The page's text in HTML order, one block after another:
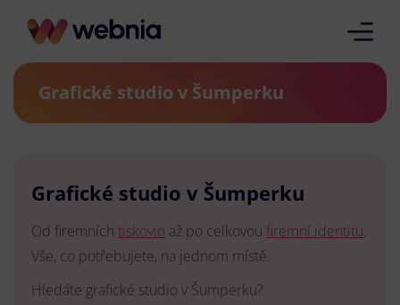
Grafické studio v Šumperku
Grafické studio v Šumperku
Od firemních tiskovin až po celkovou firemní identitu.
Vše, co potřebujete, na jednom místě.
Hledáte grafické studio v Šumperku?